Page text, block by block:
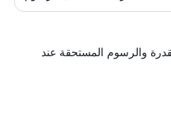
والرسوم المستحقة عند